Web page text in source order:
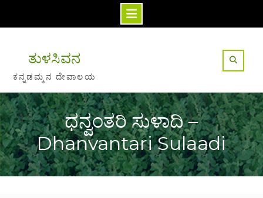
contentತುಳಸಿವನ
ಕನ್ನಡಮ್ಮನ ದೇವಾಲಯ
ಧನ್ವಂತರಿ ಸುಳಾದಿ –
Dhanvantari Sulaadi